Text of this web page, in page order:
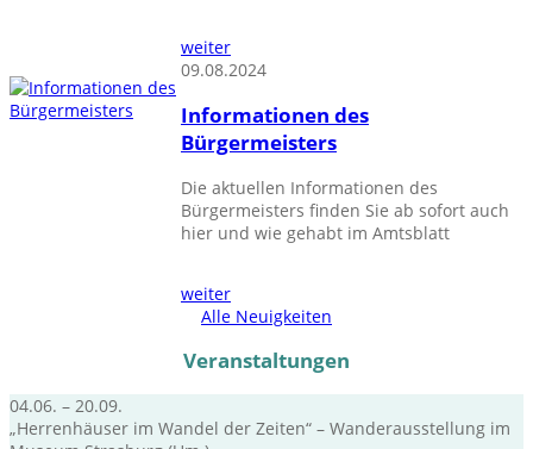
weiter
09.08.2024
Informationen des
Bürgermeisters
Die aktuellen Informationen des
Bürgermeisters finden Sie ab sofort auch
hier und wie gehabt im Amtsblatt
weiter
Alle Neuigkeiten
Veranstaltungen
04.06. – 20.09.
„Herrenhäuser im Wandel der Zeiten“ – Wanderausstellung im